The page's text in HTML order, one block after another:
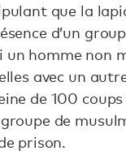
que la
d’un
un homme non
avec un
de 100
groupe de
prison.